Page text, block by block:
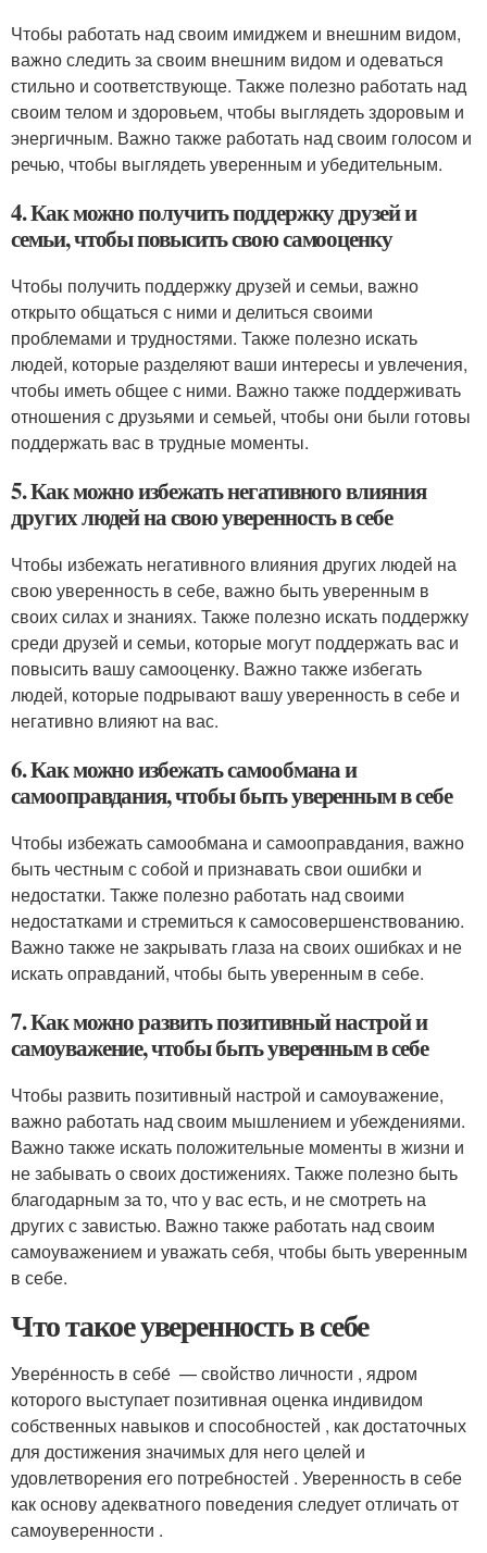
Чтобы работать над своим имиджем и внешним видом,
важно следить за своим внешним видом и одеваться
стильно и соответствующе. Также полезно работать над
своим телом и здоровьем, чтобы выглядеть здоровым и
энергичным. Важно также работать над своим голосом и
речью, чтобы выглядеть уверенным и убедительным.
4. Как можно получить поддержку друзей и
семьи, чтобы повысить свою самооценку
Чтобы получить поддержку друзей и семьи, важно
открыто общаться с ними и делиться своими
проблемами и трудностями. Также полезно искать
людей, которые разделяют ваши интересы и увлечения,
чтобы иметь общее с ними. Важно также поддерживать
отношения с друзьями и семьей, чтобы они были готовы
поддержать вас в трудные моменты.
5. Как можно избежать негативного влияния
других людей на свою уверенность в себе
Чтобы избежать негативного влияния других людей на
свою уверенность в себе, важно быть уверенным в
своих силах и знаниях. Также полезно искать поддержку
среди друзей и семьи, которые могут поддержать вас и
повысить вашу самооценку. Важно также избегать
людей, которые подрывают вашу уверенность в себе и
негативно влияют на вас.
6. Как можно избежать самообмана и
самооправдания, чтобы быть уверенным в себе
Чтобы избежать самообмана и самооправдания, важно
быть честным с собой и признавать свои ошибки и
недостатки. Также полезно работать над своими
недостатками и стремиться к самосовершенствованию.
Важно также не закрывать глаза на своих ошибках и не
искать оправданий, чтобы быть уверенным в себе.
7. Как можно развить позитивный настрой и
самоуважение, чтобы быть уверенным в себе
Чтобы развить позитивный настрой и самоуважение,
важно работать над своим мышлением и убеждениями.
Важно также искать положительные моменты в жизни и
не забывать о своих достижениях. Также полезно быть
благодарным за то, что у вас есть, и не смотреть на
других с завистью. Важно также работать над своим
самоуважением и уважать себя, чтобы быть уверенным
в себе.
Что такое уверенность в себе
Увере́нность в себе́ — свойство личности , ядром
которого выступает позитивная оценка индивидом
собственных навыков и способностей , как достаточных
для достижения значимых для него целей и
удовлетворения его потребностей . Уверенность в себе
как основу адекватного поведения следует отличать от
самоуверенности .